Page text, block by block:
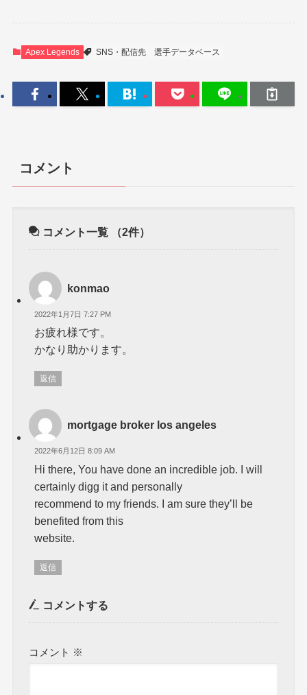
Apex Legends SNS・配信先 選手データベース
コメント
コメント一覧 （2件）
konmao
2022年1月7日 7:27 PM
お疲れ様です。
かなり助かります。
返信
mortgage broker los angeles
2022年6月12日 8:09 AM
Hi there, You have done an incredible job. I will
certainly digg it and personally
recommend to my friends. I am sure they’ll be
benefited from this
website.
返信
コメントする
コメント ※